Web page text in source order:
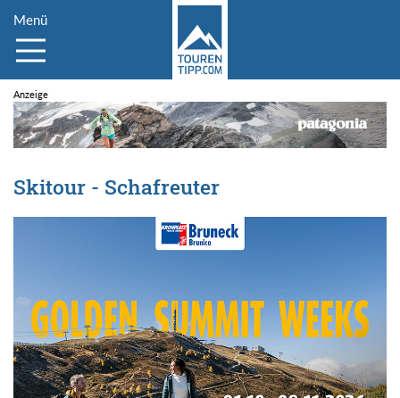
Menü
Skitour - Schafreuter